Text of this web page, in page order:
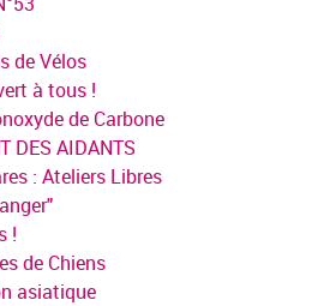
de Vélos
à tous !
de Carbone
DES AIDANTS
: Ateliers Libres
!
de Chiens
asiatique